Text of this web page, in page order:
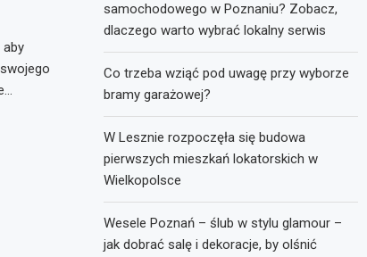
aby
samochodowego w Poznaniu? Zobacz,
dlaczego warto wybrać lokalny serwis
Co trzeba wziąć pod uwagę przy wyborze
bramy garażowej?
W Lesznie rozpoczęła się budowa
pierwszych mieszkań lokatorskich w
Wielkopolsce
Wesele Poznań – ślub w stylu glamour –
jak dobrać salę i dekoracje, by olśnić